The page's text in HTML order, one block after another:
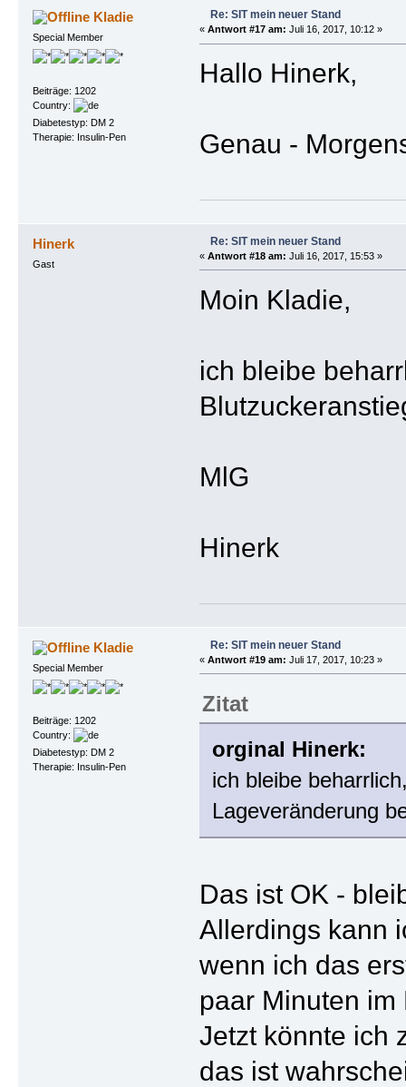
Kladie
Special Member
Beiträge: 1202
Country:
Diabetestyp: DM 2
Therapie: Insulin-Pen
Re: SIT mein neuer Stand
« Antwort #17 am: Juli 16, 2017, 10:12 »
Hallo Hinerk,
Genau -
Hinerk
Gast
Re: SIT mein neuer Stand
« Antwort #18 am: Juli 16, 2017, 15:53 »
Moin Kladie,
ich bleibe
MlG
Hinerk
Kladie
Special Member
Beiträge: 1202
Country:
Diabetestyp: DM 2
Therapie: Insulin-Pen
Re: SIT mein neuer Stand
« Antwort #19 am: Juli 17, 2017, 10:23 »
Zitat
orginal Hinerk:
ich bleibe
Lageveränderung
Das ist OK -
Allerdings kann
wenn ich das
paar Minuten
Jetzt könnte ich
das ist